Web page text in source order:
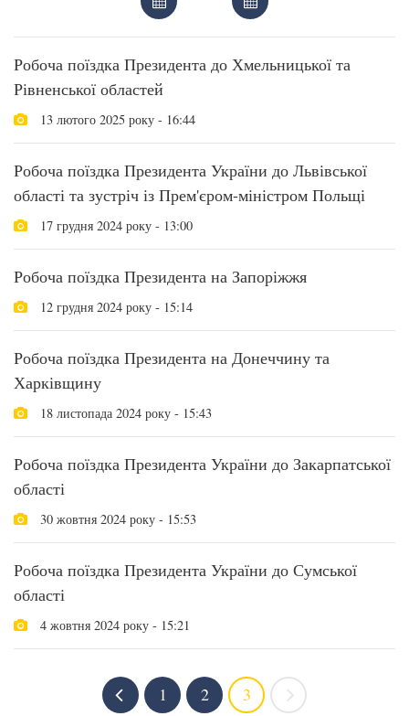
Робоча поїздка Президента до Хмельницької та
Рівненської областей
13 лютого 2025 року - 16:44
Робоча поїздка Президента України до Львівської
області та зустріч із Прем'єром-міністром Польщі
17 грудня 2024 року - 13:00
Робоча поїздка Президента на Запоріжжя
12 грудня 2024 року - 15:14
Робоча поїздка Президента на Донеччину та
Харківщину
18 листопада 2024 року - 15:43
Робоча поїздка Президента України до Закарпатської
області
30 жовтня 2024 року - 15:53
Робоча поїздка Президента України до Сумської
області
4 жовтня 2024 року - 15:21
1 2 3